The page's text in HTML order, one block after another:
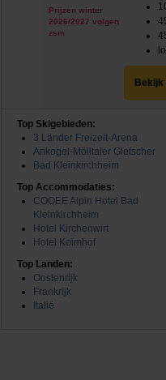
Prijzen winter
2026/2027 volgen
zsm
Bekijk
Top Skigebieden:
3 Länder Freizeit-Arena
Ankogel-Mölltaler Gletscher
Bad Kleinkirchheim
Top Accommodaties:
COOEE Alpin Hotel Bad
Kleinkirchheim
Hotel Kirchenwirt
Hotel Kolmhof
Top Landen:
Oostenrijk
Frankrijk
Italië